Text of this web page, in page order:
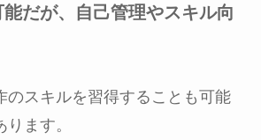
だが、自己管理やスキル向
のスキルを習得することも可能
ます。